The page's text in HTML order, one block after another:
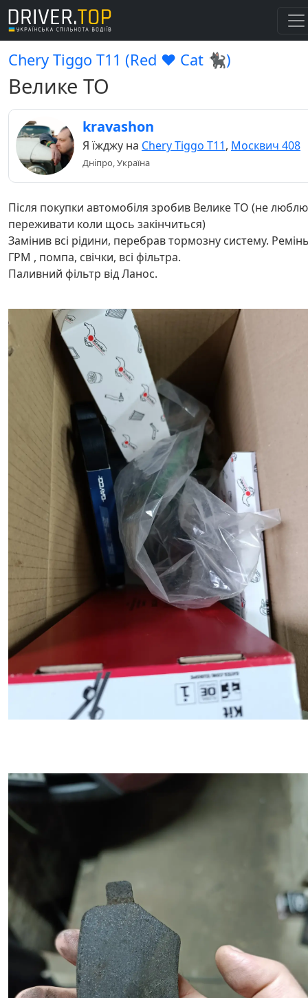
Chery Tiggo Т11 (Red ♥️ Cat 🐈‍⬛)
Велике ТО
kravashon
Я їжджу на Chery Tiggo Т11, Москвич 408
Дніпро, Україна
Після покупки автомобіля зробив Велике ТО (не люблю
переживати коли щось закінчиться)
Замінив всі рідини, перебрав тормозну систему.
ГРМ , помпа, свічки, всі фільтра.
Паливний фільтр від Ланос.